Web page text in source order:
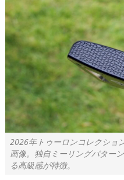
2026年トゥーロンコレクショ
画像。独自ミーリングパター
る高級感が特徴。